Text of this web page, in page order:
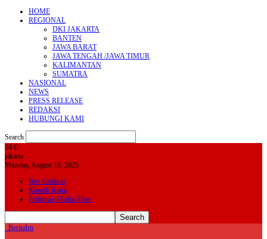
HOME
REGIONAL
DKI JAKARTA
BANTEN
JAWA BARAT
JAWA TENGAH /JAWA TIMUR
KALIMANTAN
SUMATRA
NASIONAL
NEWS
PRESS RELEASE
REDAKSI
HUBUNGI KAMI
Search
34 C
jakarta
Monday, August 10, 2026
Box Redaksi
Kontak Kami
Pedoman Media Siber
BeritaIrn